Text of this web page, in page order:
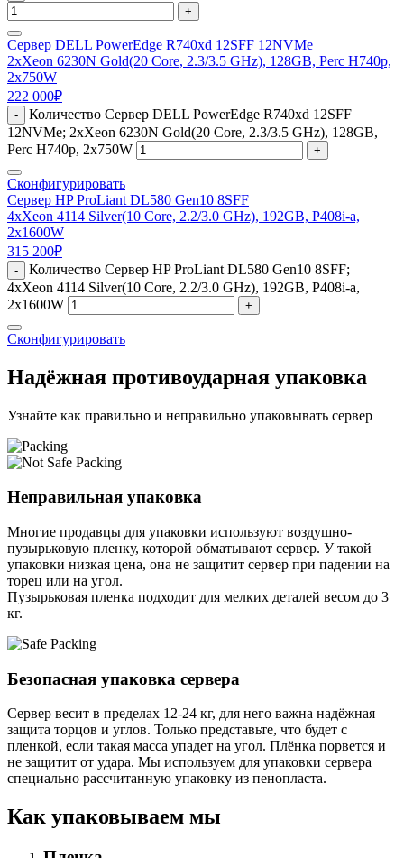
+
Сервер DELL PowerEdge R740xd 12SFF 12NVMe
2xXeon 6230N Gold(20 Core, 2.3/3.5 GHz), 128GB, Perc H740p,
2x750W
222 000₽
-
Количество Сервер DELL PowerEdge R740xd 12SFF
12NVMe; 2xXeon 6230N Gold(20 Core, 2.3/3.5 GHz), 128GB,
Perc H740p, 2x750W
+
Сконфигурировать
Сервер HP ProLiant DL580 Gen10 8SFF
4xXeon 4114 Silver(10 Core, 2.2/3.0 GHz), 192GB, P408i-a,
2x1600W
315 200₽
-
Количество Сервер HP ProLiant DL580 Gen10 8SFF;
4xXeon 4114 Silver(10 Core, 2.2/3.0 GHz), 192GB, P408i-a,
2x1600W
+
Сконфигурировать
Надёжная противоударная упаковка
Узнайте как правильно и неправильно упаковывать сервер
Неправильная упаковка
Многие продавцы для упаковки используют воздушно-
пузырьковую пленку, которой обматывают сервер. У такой
упаковки низкая цена, она не защитит сервер при падении на
торец или на угол.
Пузырьковая пленка подходит для мелких деталей весом до 3
кг.
Безопасная упаковка сервера
Сервер весит в пределах 12-24 кг, для него важна надёжная
защита торцов и углов. Только представьте, что будет с
пленкой, если такая масса упадет на угол. Плёнка порвется и
не защитит от удара. Мы используем для упаковки сервера
специально расcчитанную упаковку из пенопласта.
Как упаковываем мы